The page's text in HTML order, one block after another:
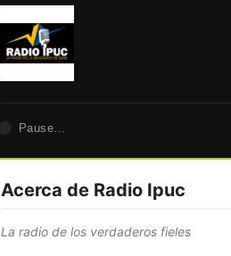
Pause...
Acerca de Radio Ipuc
La radio de los verdaderos fieles